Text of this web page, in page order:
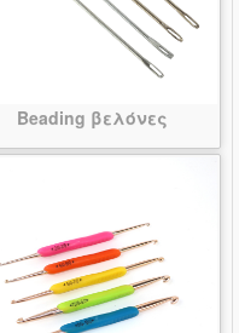
Beading βελόνες